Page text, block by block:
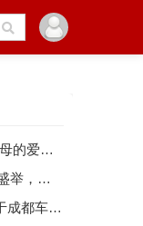
硬核？
未来
正式预售